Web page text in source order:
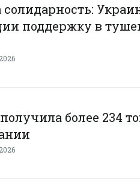
поддержку в
более 234